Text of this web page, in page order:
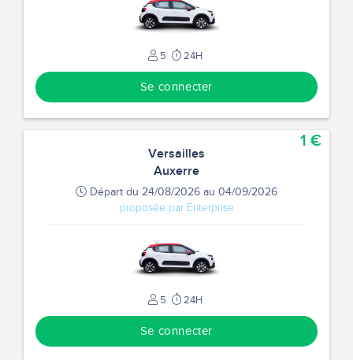
5 24H
Se connecter
Versailles
Auxerre
Départ du 24/08/2026 au 04/09/2026
proposée par Enterprise
5 24H
1 €
Se connecter